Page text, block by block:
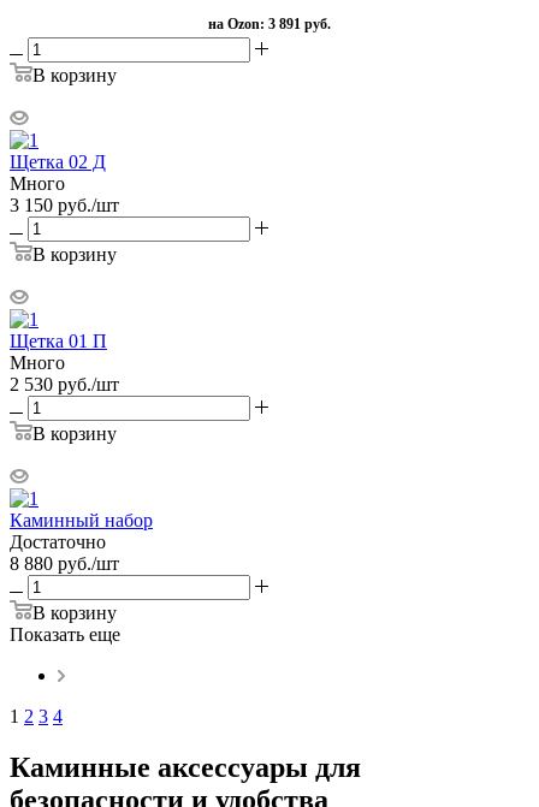
на Ozon: 3 891 руб.
В корзину
Щетка 02 Д
Много
3 150 руб./шт
В корзину
Щетка 01 П
Много
2 530 руб./шт
В корзину
Каминный набор
Достаточно
8 880 руб./шт
В корзину
Показать еще
1 2 3 4
Каминные аксессуары для
безопасности и удобства